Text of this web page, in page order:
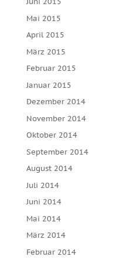
Mai 2015
April 2015
März 2015
Februar 2015
Januar 2015
Dezember 2014
November 2014
Oktober 2014
September 2014
August 2014
Juli 2014
Juni 2014
Mai 2014
März 2014
Februar 2014